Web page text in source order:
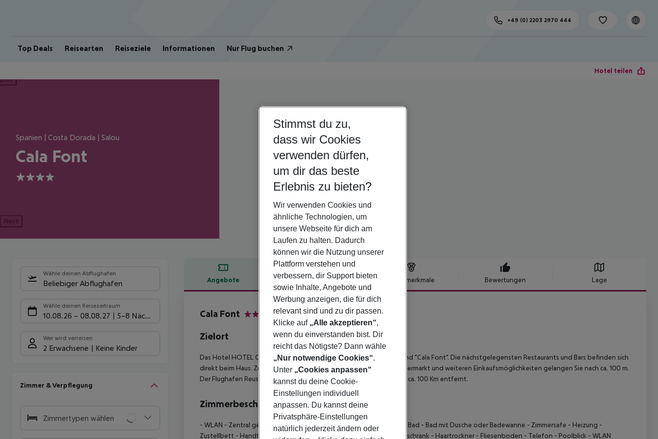
Top Deals Reisearten Reiseziele Informationen Nur Flug buchen
+49 (0) 2203 2970 444
Hotel teilen
Spanien | Costa Dorada | Salou
Cala Font
4
Next
Wähle deinen Abflughafen
Beliebiger Abflughafen
Wähle deinen Reisezeitraum
10.08.26 – 08.08.27 5-8 Nächte
Wer wird verreisen
2 Erwachsene Keine Kinder
Zimmer & Verpflegung
Zimmertypen wählen
Angebote Hotelbeschreibung Hotelmerkmale Bewertungen Lage
Hotelbeschreibung
Cala Font
Zielort
Das Hotel HOTEL CALA FONT liegt direkt am öffentlichen Sandstrand "Cala Font". Die nächstgelegensten Restaurants und Bars befinden sich
direkt beim Haus. Zum Ferienzentrum sind es ca. 2,5 km. Zu einem Supermarkt und weiteren Einkaufsmöglichkeiten gelangen Sie nach ca. 100 m.
Der Flughafen Reus ist etwa 14 km entfernt. Der Flughafen in BCN ist ca. 100 Km entfernt.
Zimmerbeschreibung
- WLAN - Zentral gesteuerte Klimaanlage - Komplett ausgestattetes Bad - Bad mit Dusche oder Badewanne - Zimmersafe - Heizung -
Zustellbett - Handtuchwechsel - Kinderbett (auf Anfrage) - Mini-Kühlschrank - Haartrockner - Fliesenboden - Telefon - Poolblick - WLAN
Stimmst du zu,
dass wir Cookies
verwenden dürfen,
um dir das beste
Erlebnis zu bieten?
Wir verwenden Cookies und
ähnliche Technologien, um
unsere Webseite für dich am
Laufen zu halten. Dadurch
können wir die Nutzung unserer
Plattform verstehen und
verbessern, dir Support bieten
sowie Inhalte, Angebote und
Werbung anzeigen, die für dich
relevant sind und zu dir passen.
Klicke auf „Alle akzeptieren“,
wenn du einverstanden bist. Dir
reicht das Nötigste? Dann wähle
„Nur notwendige Cookies“.
Unter „Cookies anpassen“
kannst du deine Cookie-
Einstellungen individuell
anpassen. Du kannst deine
Privatsphäre-Einstellungen
natürlich jederzeit ändern oder